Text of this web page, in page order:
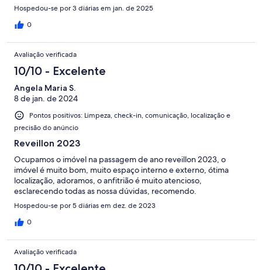
Hospedou-se por 3 diárias em jan. de 2025
0
Avaliação verificada
10/10 - Excelente
Angela Maria S.
8 de jan. de 2024
Pontos positivos: Limpeza, check-in, comunicação, localização e
precisão do anúncio
Reveillon 2023
Ocupamos o imóvel na passagem de ano reveillon 2023, o
imóvel é muito bom, muito espaço interno e externo, ótima
localização, adoramos, o anfitrião é muito atencioso,
esclarecendo todas as nossa dúvidas, recomendo.
Hospedou-se por 5 diárias em dez. de 2023
0
Avaliação verificada